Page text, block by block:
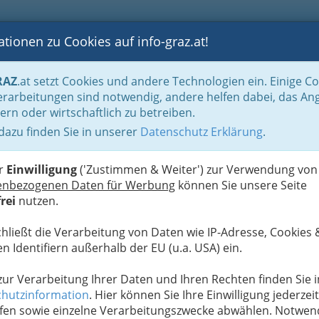
BLOGS FOTOS GASTRONOMIE BRANCHEN
zu Cookies auf info-graz.at!
.at setzt Cookies und andere Technologien ein. Einige
sind notwendig, andere helfen dabei, das
oder wirtschaftlich zu betreiben.
finden Sie in unserer Datenschutz Erklärung.
Einwilligung('Zustimmen & Weiter') zur Verwendung von
Daten für Werbung können Sie unsere Seite
nutzen.
die Verarbeitung von Daten wie IP-Adresse, Cookies
Identifiern außerhalb der EU (u.a. USA) ein.
Verarbeitung Ihrer Daten und Ihren Rechten finden Sie
. Hier können Sie Ihre Einwilligung jederzeit
sowie einzelne Verarbeitungszwecke abwählen.
Höhere Schulen Graz - AHS Graz
des
Schulvereins der Grazer Schulschwestern